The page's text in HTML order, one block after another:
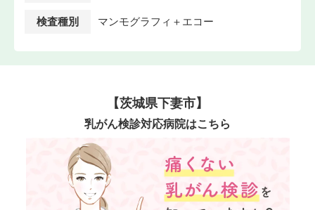
検査種別 マンモグラフィ＋エコー
【茨城県下妻市】
乳がん検診対応病院はこちら